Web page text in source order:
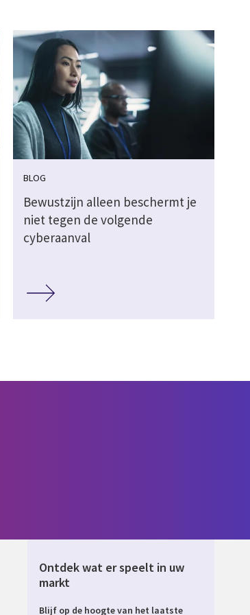
BLOG
Bewustzijn alleen beschermt je
niet tegen de volgende
cyberaanval
Ontdek wat er speelt in uw
markt
Blijf op de hoogte van het laatste